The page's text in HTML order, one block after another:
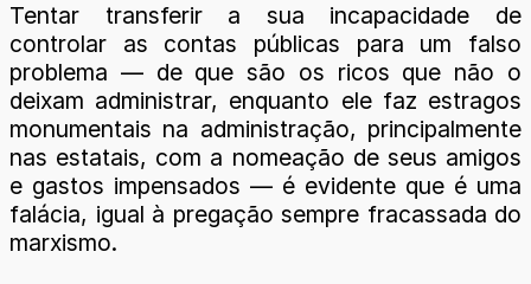
Tentar transferir a sua incapacidade de
controlar as contas públicas para um falso
problema — de que são os ricos que não o
deixam administrar, enquanto ele faz estragos
monumentais na administração, principalmente
nas estatais, com a nomeação de seus amigos
e gastos impensados — é evidente que é uma
falácia, igual à pregação sempre fracassada do
marxismo.